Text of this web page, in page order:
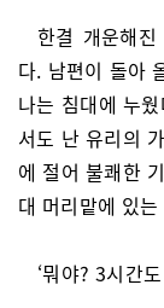
한결 개운해
다. 남편이 돌아
나는 침대에 누
서도 난 유리의
에 절어 불쾌한
대 머리맡에 있
‘뭐야? 3시간